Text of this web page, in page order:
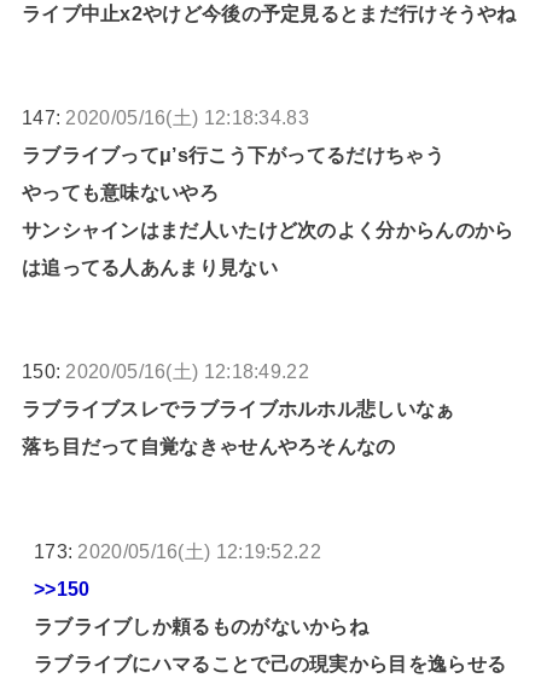
ライブ中止x2やけど今後の予定見るとまだ行けそうやね
147: 2020/05/16(土) 12:18:34.83
ラブライブってμ’s行こう下がってるだけちゃう
やっても意味ないやろ
サンシャインはまだ人いたけど次のよく分からんのから
は追ってる人あんまり見ない
150: 2020/05/16(土) 12:18:49.22
ラブライブスレでラブライブホルホル悲しいなぁ
落ち目だって自覚なきゃせんやろそんなの
173: 2020/05/16(土) 12:19:52.22
>>150
ラブライブしか頼るものがないからね
ラブライブにハマることで己の現実から目を逸らせる